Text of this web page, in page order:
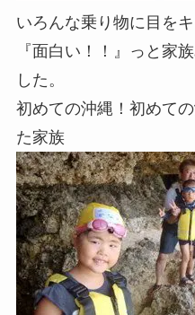
いろんな乗り物に目を
『面白い！！』っと家
した。
初めての沖縄！初めて
た家族